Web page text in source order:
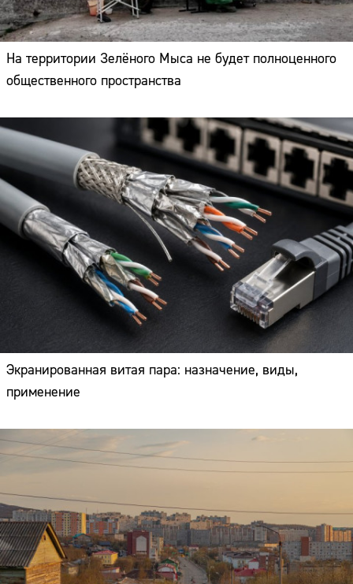
На территории Зелёного Мыса не будет полноценного
общественного пространства
Экранированная витая пара: назначение, виды,
применение